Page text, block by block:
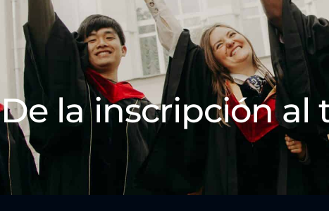
De la inscripción al